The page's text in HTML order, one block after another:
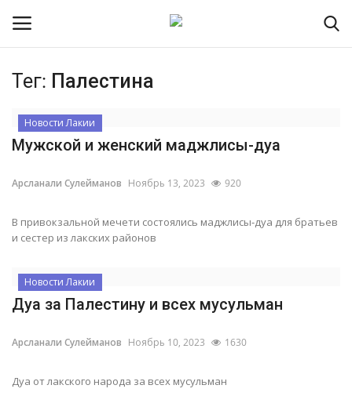
О портале
Помочь порталу
Наша Команда
Время намаза
Интервью
Наставление
Тег: Палестина
Новости Лакии
Мужской и женский маджлисы-дуа
Арсланали Сулейманов Ноябрь 13, 2023 920
В привокзальной мечети состоялись маджлисы-дуа для братьев
и сестер из лакских районов
Новости Лакии
Дуа за Палестину и всех мусульман
Арсланали Сулейманов Ноябрь 10, 2023 1630
Дуа от лакского народа за всех мусульман